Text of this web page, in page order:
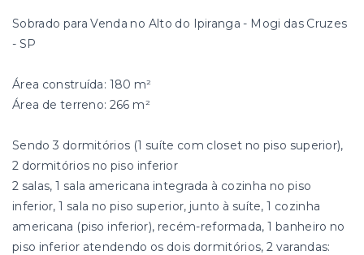
Sobrado para Venda no Alto do Ipiranga - Mogi das Cruzes
- SP
Área construída: 180 m²
Área de terreno: 266 m²
Sendo 3 dormitórios (1 suíte com closet no piso superior),
2 dormitórios no piso inferior
2 salas, 1 sala americana integrada à cozinha no piso
inferior, 1 sala no piso superior, junto à suíte, 1 cozinha
americana (piso inferior), recém-reformada, 1 banheiro no
piso inferior atendendo os dois dormitórios, 2 varandas: